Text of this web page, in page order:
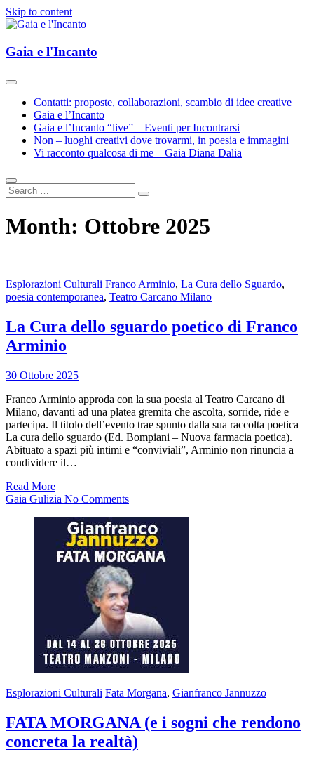
Skip to content
Gaia e l'Incanto
Gaia e l'Incanto
Contatti: proposte, collaborazioni, scambio di idee creative
Gaia e l’Incanto
Gaia e l’Incanto “live” – Eventi per Incontrarsi
Non – luoghi creativi dove trovarmi, in poesia e immagini
Vi racconto qualcosa di me – Gaia Diana Dalia
Month: Ottobre 2025
Esplorazioni Culturali Franco Arminio, La Cura dello Sguardo,
poesia contemporanea, Teatro Carcano Milano
La Cura dello sguardo poetico di Franco
Arminio
30 Ottobre 2025
Franco Arminio approda con la sua poesia al Teatro Carcano di
Milano, davanti ad una platea gremita che ascolta, sorride, ride e
partecipa. Il titolo dell’evento trae spunto dalla sua raccolta poetica
La cura dello sguardo (Ed. Bompiani – Nuova farmacia poetica).
Abituato a spazi più intimi e “conviviali”, Arminio non rinuncia a
condividere il…
Read More
Gaia Gulizia No Comments
Esplorazioni Culturali Fata Morgana, Gianfranco Jannuzzo
FATA MORGANA (e i sogni che rendono
concreta la realtà)